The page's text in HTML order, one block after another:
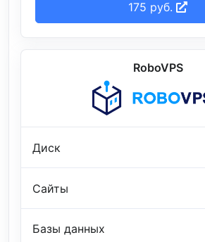
175 руб.
RoboVPS
Диск
Сайты
Базы данных